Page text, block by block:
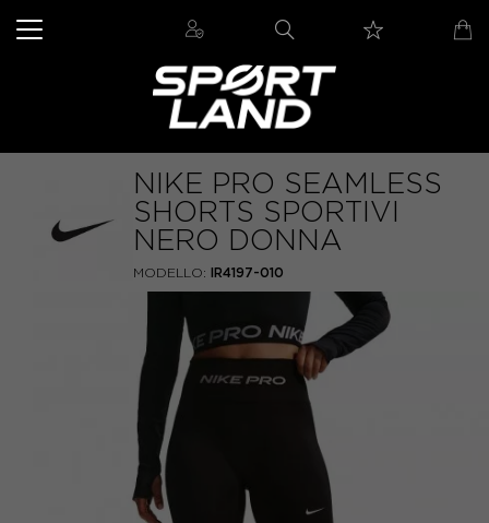
NIKE PRO SEAMLESS
SHORTS SPORTIVI
NERO DONNA
MODELLO: IR4197-010